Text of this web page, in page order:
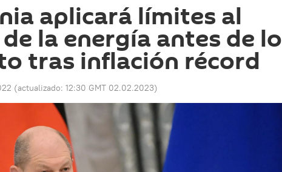
aplicará límites al
la energía antes de lo
tras inflación récord
(actualizado: 12:30 GMT 02.02.2023)